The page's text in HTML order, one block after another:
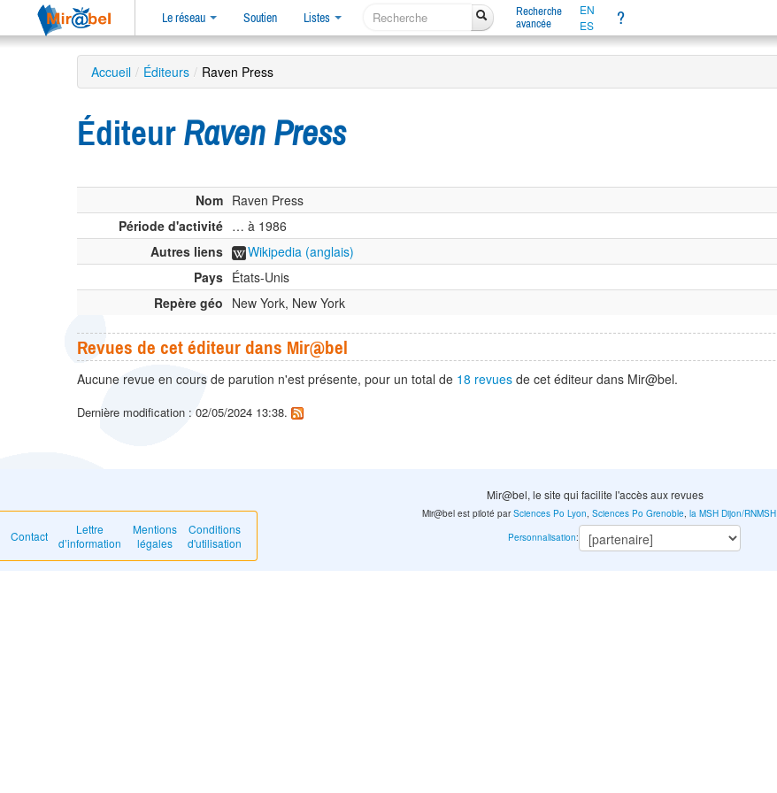
Le réseau Soutien Listes
Recherche
avancée
EN
ES
?
Accueil / Éditeurs / Raven Press
Éditeur Raven Press
Nom Raven Press
Période d'activité … à 1986
Autres liens
Wikipedia (anglais)
Pays États-Unis
Repère géo New York, New York
Revues de cet éditeur dans Mir@bel
Aucune revue en cours de parution n'est présente, pour un total de 18 revues de cet éditeur dans Mir@bel.
Dernière modification : 02/05/2024 13:38.
Mir@bel, le site qui facilite l'accès aux revues
Contact
Lettre
d’information
Mentions
légales
Conditions
d'utilisation
Mir@bel est piloté parSciences Po Lyon,Sciences Po Grenoble,la MSH Dijon/RNMSH
Personnalisation: